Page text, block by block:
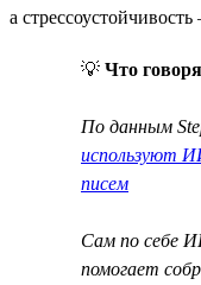
а
💡 Что
По данным
используют
писем
Сам по себе
помогает